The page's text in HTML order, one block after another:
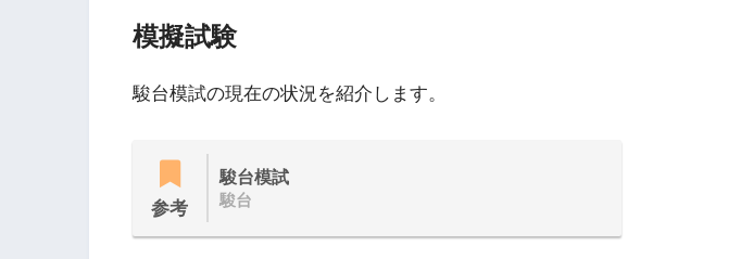
模擬試験
駿台模試の現在の状況を紹介します。
参考
駿台模試
駿台